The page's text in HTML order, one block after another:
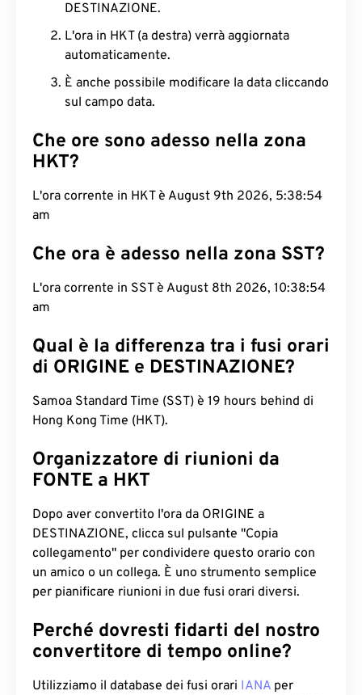
DESTINAZIONE.
L'ora in HKT (a destra) verrà aggiornata
automaticamente.
È anche possibile modificare la data cliccando
sul campo data.
Che ore sono adesso nella zona
HKT?
L'ora corrente in HKT è August 9th 2026, 5:38:55
am
Che ora è adesso nella zona SST?
L'ora corrente in SST è August 8th 2026, 10:38:55
am
Qual è la differenza tra i fusi orari
di ORIGINE e DESTINAZIONE?
Samoa Standard Time (SST) è 19 hours behind di
Hong Kong Time (HKT).
Organizzatore di riunioni da
FONTE a HKT
Dopo aver convertito l'ora da ORIGINE a
DESTINAZIONE, clicca sul pulsante "Copia
collegamento" per condividere questo orario con
un amico o un collega. È uno strumento semplice
per pianificare riunioni in due fusi orari diversi.
Perché dovresti fidarti del nostro
convertitore di tempo online?
Utilizziamo il database dei fusi orari IANA per